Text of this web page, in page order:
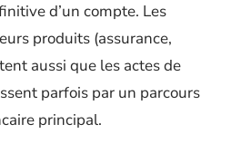
d’un compte. Les
produits (assurance,
aussi que les actes de
parfois par un parcours
principal.